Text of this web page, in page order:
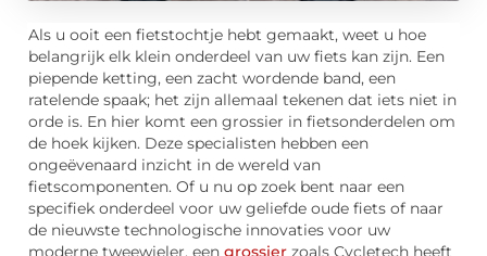
Als u ooit een fietstochtje hebt gemaakt, weet u hoe
belangrijk elk klein onderdeel van uw fiets kan zijn. Een
piepende ketting, een zacht wordende band, een
ratelende spaak; het zijn allemaal tekenen dat iets niet in
orde is. En hier komt een grossier in fietsonderdelen om
de hoek kijken. Deze specialisten hebben een
ongeëvenaard inzicht in de wereld van
fietscomponenten. Of u nu op zoek bent naar een
specifiek onderdeel voor uw geliefde oude fiets of naar
de nieuwste technologische innovaties voor uw
moderne tweewieler, een grossier zoals Cycletech heeft